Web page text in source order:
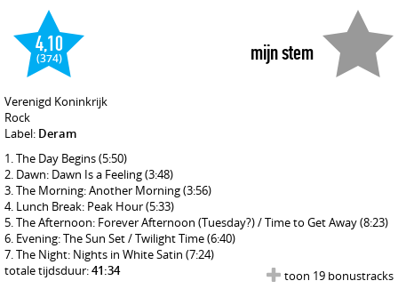
mijn stem
4,10
(374)
Verenigd Koninkrijk
Rock
Label: Deram
The Day Begins(5:50)
Dawn: Dawn Is a Feeling(3:48)
The Morning: Another Morning(3:56)
Lunch Break: Peak Hour(5:33)
The Afternoon: Forever Afternoon (Tuesday?) / Time to Get Away(8:23)
Evening: The Sun Set / Twilight Time(6:40)
The Night: Nights in White Satin (7:24)
toon 19 bonustracks
totale tijdsduur:41:34